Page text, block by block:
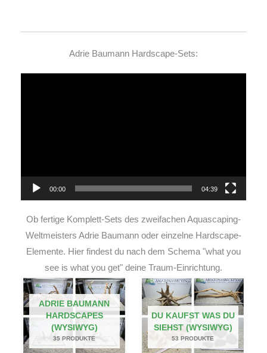
Adrie Baumann Hardscape-Sets:
00:00 04:39
Ob fertige Komplett-Sets des zweifachen Aquascaping-
Weltmeisters Adrie Baumann oder einzelne Hardscape-
Elemente. Hier findest du nach dem Schema "what you
see is what you get" deine Traum-Einrichtung.
ADRIE BAUMANN
HARDSCAPES
(WYSIWYG)
35 PRODUKTE
DU KAUFST WAS DU
SIEHST (WYSIWYG)
53 PRODUKTE